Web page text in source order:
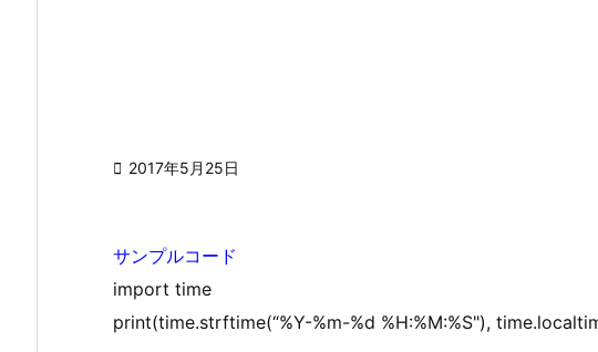
 2017年5月25日
サンプルコード
import time
print(time.strftime(“%Y-%m-%d %H:%M:%S"),